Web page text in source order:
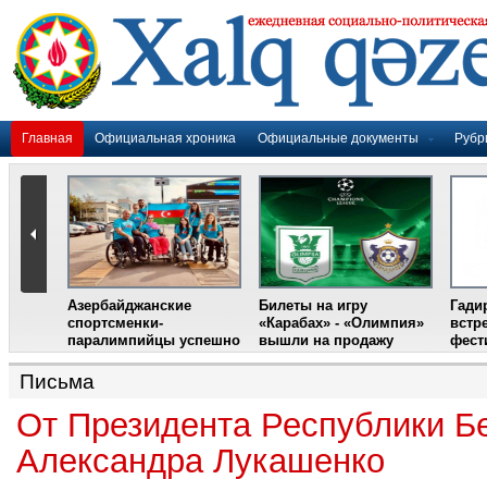
Главная Официальная хроника Официальные документы
Азербайджанские
спортсменки-
паралимпийцы успешно
выступили на III
Международном
фестивале парашютного
спорта
Билеты на игру
«Карабах» - «Олимпия»
вышли на продажу
Письма
От Президента Республики
Александра Лукашенко